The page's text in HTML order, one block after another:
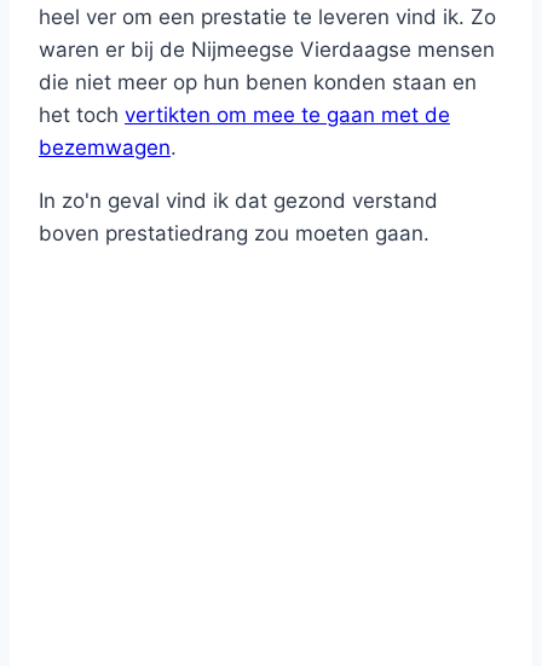
heel ver om een prestatie te leveren vind ik. Zo
waren er bij de Nijmeegse Vierdaagse mensen
die niet meer op hun benen konden staan en
het toch vertikten om mee te gaan met de
bezemwagen.
In zo'n geval vind ik dat gezond verstand
boven prestatiedrang zou moeten gaan.